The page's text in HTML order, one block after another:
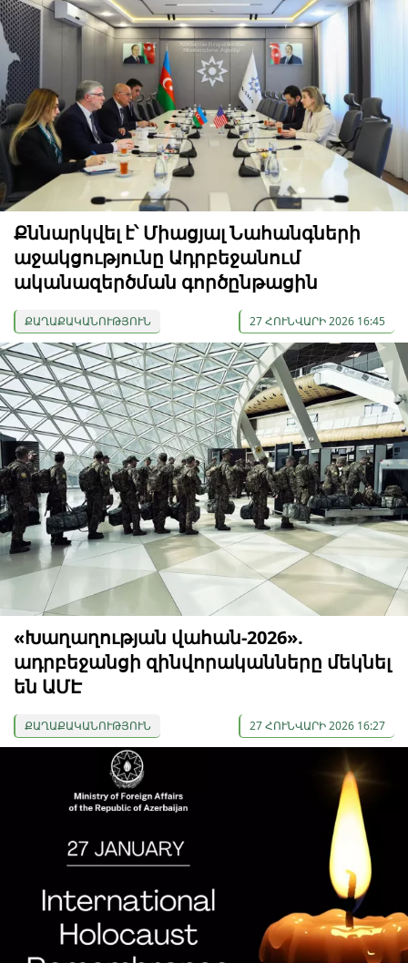
Քննարկվել է՝ Միացյալ Նահանգների
աջակցությունը Ադրբեջանում
ականազերծման գործընթացին
ՔԱՂԱՔԱԿԱՆՈՒԹՅՈՒՆ 27 ՀՈՒՆՎԱՐԻ 2026 16:45
«Խաղաղության վահան-2026».
ադրբեջանցի զինվորականները մեկնել
են ԱՄԷ
ՔԱՂԱՔԱԿԱՆՈՒԹՅՈՒՆ 27 ՀՈՒՆՎԱՐԻ 2026 16:27